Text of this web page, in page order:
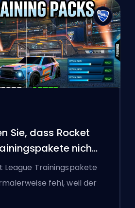
Sie, dass Rocket
nicht
League Trainingspakete
fehl, weil der